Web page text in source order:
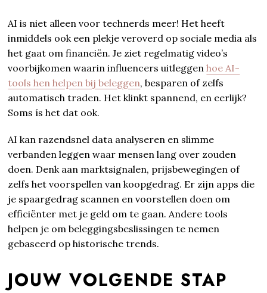
AI is niet alleen voor technerds meer! Het heeft
inmiddels ook een plekje veroverd op sociale media als
het gaat om financiën. Je ziet regelmatig video’s
voorbijkomen waarin influencers uitleggenhoe AI-
tools hen helpen bij beleggen, besparen of zelfs
automatisch traden. Het klinkt spannend, en eerlijk?
Soms ís het dat ook.
AI kan razendsnel data analyseren en slimme
verbanden leggen waar mensen lang over zouden
doen. Denk aan marktsignalen, prijsbewegingen of
zelfs het voorspellen van koopgedrag. Er zijn apps die
je spaargedrag scannen en voorstellen doen om
efficiënter met je geld om te gaan. Andere tools
helpen je om beleggingsbeslissingen te nemen
gebaseerd op historische trends.
JOUW VOLGENDE STAP